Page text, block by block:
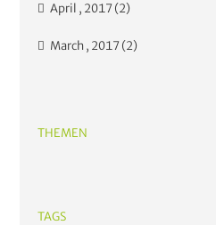
April , 2017 (2)
March , 2017 (2)
THEMEN
TAGS